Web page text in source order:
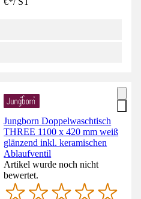
Jungborn Doppelwaschtisch
THREE 1100 x 420 mm weiß
glänzend inkl. keramischen
Ablaufventil
Artikel wurde noch nicht
bewertet.